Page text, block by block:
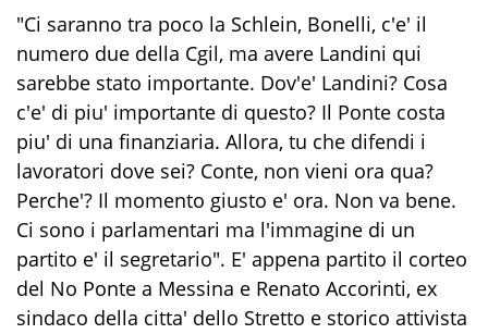
"Ci saranno tra poco la Schlein, Bonelli, c'e' il
numero due della Cgil, ma avere Landini qui
sarebbe stato importante. Dov'e' Landini? Cosa
c'e' di piu' importante di questo? Il Ponte costa
piu' di una finanziaria. Allora, tu che difendi i
lavoratori dove sei? Conte, non vieni ora qua?
Perche'? Il momento giusto e' ora. Non va bene.
Ci sono i parlamentari ma l'immagine di un
partito e' il segretario". E' appena partito il corteo
del No Ponte a Messina e Renato Accorinti, ex
sindaco della citta' dello Stretto e storico attivista